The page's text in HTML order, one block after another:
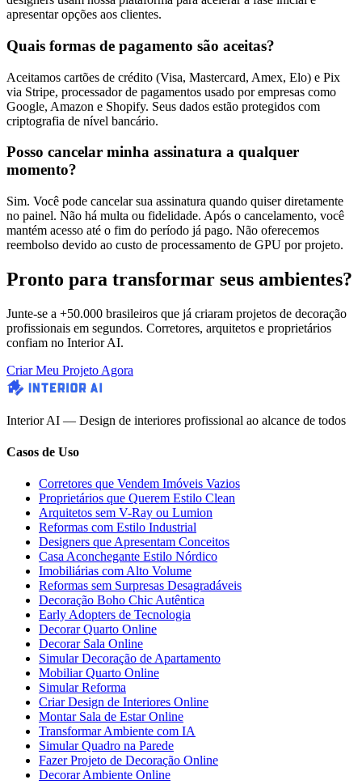
apresentar opções aos clientes.
Quais formas de pagamento são aceitas?
Aceitamos cartões de crédito (Visa, Mastercard, Amex, Elo) e Pix
via Stripe, processador de pagamentos usado por empresas como
Google, Amazon e Shopify. Seus dados estão protegidos com
criptografia de nível bancário.
Posso cancelar minha assinatura a qualquer
momento?
Sim. Você pode cancelar sua assinatura quando quiser diretamente
no painel. Não há multa ou fidelidade. Após o cancelamento, você
mantém acesso até o fim do período já pago. Não oferecemos
reembolso devido ao custo de processamento de GPU por projeto.
Pronto para transformar seus ambientes?
Junte-se a +50.000 brasileiros que já criaram projetos de decoração
profissionais em segundos. Corretores, arquitetos e proprietários
confiam no Interior AI.
Criar Meu Projeto Agora
Interior AI — Design de interiores profissional ao alcance de todos
Casos de Uso
Corretores que Vendem Imóveis Vazios
Proprietários que Querem Estilo Clean
Arquitetos sem V-Ray ou Lumion
Reformas com Estilo Industrial
Designers que Apresentam Conceitos
Casa Aconchegante Estilo Nórdico
Imobiliárias com Alto Volume
Reformas sem Surpresas Desagradáveis
Decoração Boho Chic Autêntica
Early Adopters de Tecnologia
Decorar Quarto Online
Decorar Sala Online
Simular Decoração de Apartamento
Mobiliar Quarto Online
Simular Reforma
Criar Design de Interiores Online
Montar Sala de Estar Online
Transformar Ambiente com IA
Simular Quadro na Parede
Fazer Projeto de Decoração Online
Decorar Ambiente Online